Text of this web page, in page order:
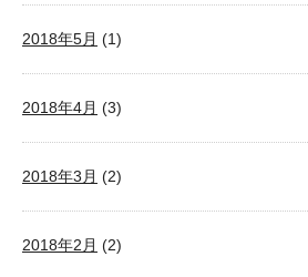
2018年5月 (1)
2018年4月 (3)
2018年3月 (2)
2018年2月 (2)